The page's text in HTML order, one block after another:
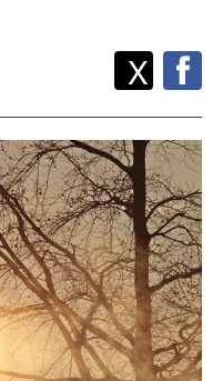
Споделете
X